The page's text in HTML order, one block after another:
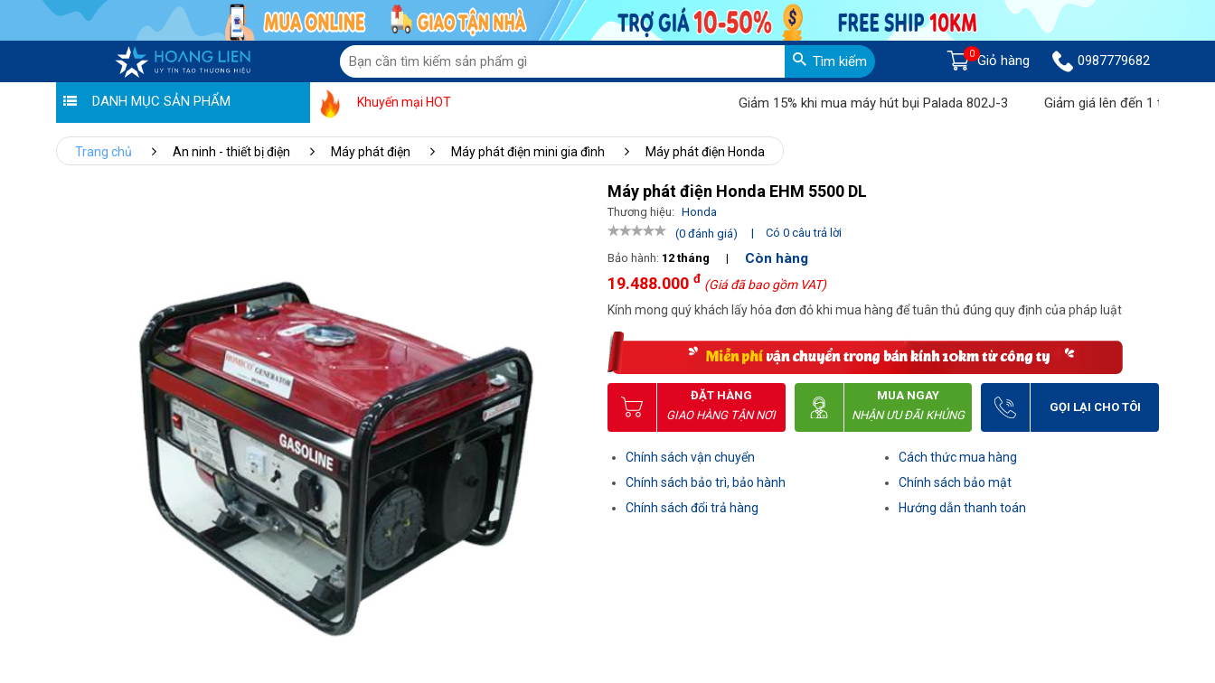
Tìm kiếm 0 Giỏ hàng 0987779682
DANH MỤC SẢN PHẨM Khuyến mại HOT Giảm 15% khi mua máy hút bụi Palada 802J-3 Giảm giá lên đến 1 triệu đồng khi
Trang chủ An ninh - thiết bị điện Máy phát điện Máy phát điện mini gia đình Máy phát điện Honda
Máy phát điện Honda EHM 5500 DL
Thương hiệu: Honda
(0 đánh giá)
|
Có 0 câu trả lời
Bảo hành: 12 tháng | Còn hàng
19.488.000 đ (Giá đã bao gồm VAT)
Kính mong quý khách lấy hóa đơn đỏ khi mua hàng để tuân thủ đúng quy định của pháp luật
ĐẶT HÀNG
GIAO HÀNG TẬN NƠI
MUA NGAY
NHẬN ƯU ĐÃI KHỦNG
GỌI LẠI CHO TÔI
Chính sách vận chuyển
Chính sách bảo trì, bảo hành
Chính sách đổi trả hàng
Cách thức mua hàng
Chính sách bảo mật
Hướng dẫn thanh toán